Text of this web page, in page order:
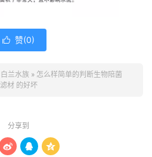
 赞(0)
白兰水族 » 怎么样简单的判断生物陪菌
滤材 的好坏
分享到
  